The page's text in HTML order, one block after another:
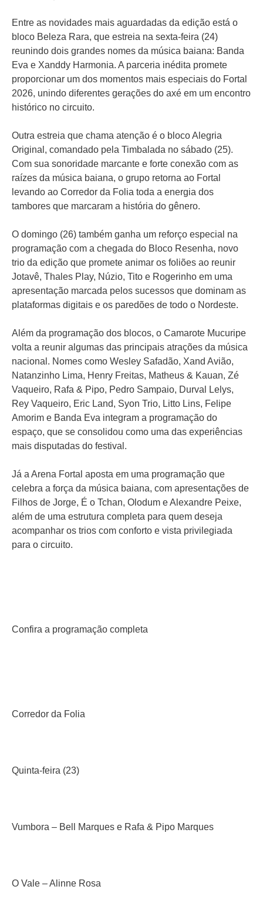
Entre as novidades mais aguardadas da edição está o
bloco Beleza Rara, que estreia na sexta-feira (24)
reunindo dois grandes nomes da música baiana: Banda
Eva e Xanddy Harmonia. A parceria inédita promete
proporcionar um dos momentos mais especiais do Fortal
2026, unindo diferentes gerações do axé em um encontro
histórico no circuito.
Outra estreia que chama atenção é o bloco Alegria
Original, comandado pela Timbalada no sábado (25).
Com sua sonoridade marcante e forte conexão com as
raízes da música baiana, o grupo retorna ao Fortal
levando ao Corredor da Folia toda a energia dos
tambores que marcaram a história do gênero.
O domingo (26) também ganha um reforço especial na
programação com a chegada do Bloco Resenha, novo
trio da edição que promete animar os foliões ao reunir
Jotavê, Thales Play, Núzio, Tito e Rogerinho em uma
apresentação marcada pelos sucessos que dominam as
plataformas digitais e os paredões de todo o Nordeste.
Além da programação dos blocos, o Camarote Mucuripe
volta a reunir algumas das principais atrações da música
nacional. Nomes como Wesley Safadão, Xand Avião,
Natanzinho Lima, Henry Freitas, Matheus & Kauan, Zé
Vaqueiro, Rafa & Pipo, Pedro Sampaio, Durval Lelys,
Rey Vaqueiro, Eric Land, Syon Trio, Litto Lins, Felipe
Amorim e Banda Eva integram a programação do
espaço, que se consolidou como uma das experiências
mais disputadas do festival.
Já a Arena Fortal aposta em uma programação que
celebra a força da música baiana, com apresentações de
Filhos de Jorge, É o Tchan, Olodum e Alexandre Peixe,
além de uma estrutura completa para quem deseja
acompanhar os trios com conforto e vista privilegiada
para o circuito.
Confira a programação completa
Corredor da Folia
Quinta-feira (23)
Vumbora – Bell Marques e Rafa & Pipo Marques
O Vale – Alinne Rosa